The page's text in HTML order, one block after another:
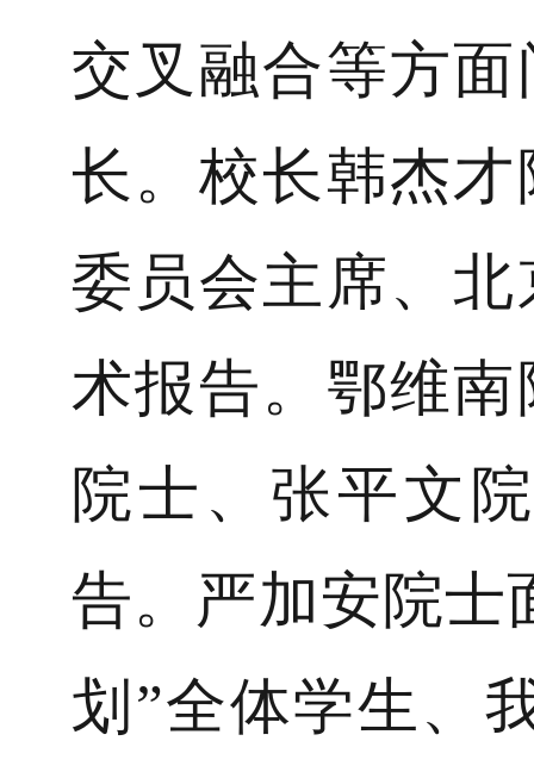
交叉融合等方
长。校长韩杰
委员会主席、
术报告。鄂维
院士、张平文
告。严加安院士
划”全体学生、